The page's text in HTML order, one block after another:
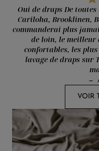
Oui de draps De toutes
Cariloha, Brooklinen,
commanderai plus
de loin, le meilleur
confortables, les
lavage de draps sur
—
VOIR